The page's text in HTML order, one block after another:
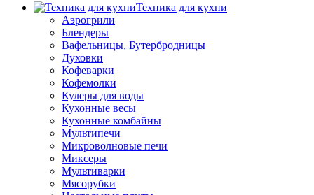
Техника для кухни
Аэрогрили
Блендеры
Вафельницы, Бутербродницы
Духовки
Кофеварки
Кофемолки
Кулеры для воды
Кухонные весы
Кухонные комбайны
Мультипечи
Микроволновые печи
Миксеры
Мультиварки
Мясорубки